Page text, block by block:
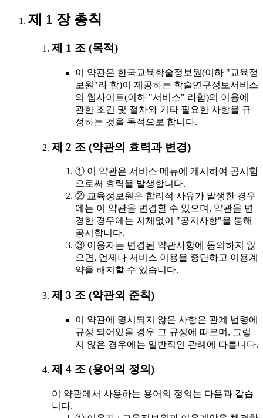
제 1 장 총칙
제 1 조 (목적)
이 약관은 한국교육학술정보원(이하 "교육정
보원"라 함)이 제공하는 학술연구정보서비스
의 웹사이트(이하 "서비스" 라함)의 이용에
관한 조건 및 절차와 기타 필요한 사항을 규
정하는 것을 목적으로 합니다.
제 2 조 (약관의 효력과 변경)
① 이 약관은 서비스 메뉴에 게시하여 공시함
으로써 효력을 발생합니다.
② 교육정보원은 합리적 사유가 발생한 경우
에는 이 약관을 변경할 수 있으며, 약관을 변
경한 경우에는 지체없이 "공지사항"을 통해
공시합니다.
③ 이용자는 변경된 약관사항에 동의하지 않
으면, 언제나 서비스 이용을 중단하고 이용계
약을 해지할 수 있습니다.
제 3 조 (약관외 준칙)
이 약관에 명시되지 않은 사항은 관계 법령에
규정 되어있을 경우 그 규정에 따르며, 그렇
지 않은 경우에는 일반적인 관례에 따릅니다.
제 4 조 (용어의 정의)
이 약관에서 사용하는 용어의 정의는 다음과 같습
니다.